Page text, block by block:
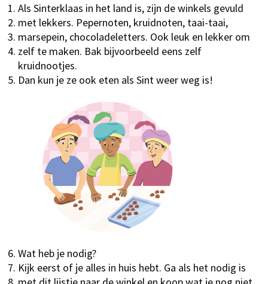
Als Sinterklaas in het land is, zijn de winkels gevuld
met lekkers. Pepernoten, kruidnoten, taai-taai,
marsepein, chocoladeletters. Ook leuk en lekker om
zelf te maken. Bak bijvoorbeeld eens zelf
kruidnootjes.
Dan kun je ze ook eten als Sint weer weg is!
Wat heb je nodig?
Kijk eerst of je alles in huis hebt. Ga als het nodig is